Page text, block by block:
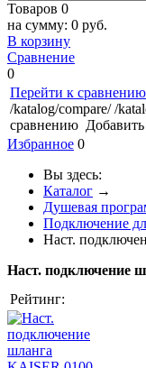
Товаров 0
на сумму: 0 руб.
В корзину
Сравнение
0
Перейти к сравнению
/katalog/compare/ /
сравнению
Избранное 0
Вы здесь:
Каталог →
Душевая
Подключение
Наст.
Наст. подключение
Рейтинг: